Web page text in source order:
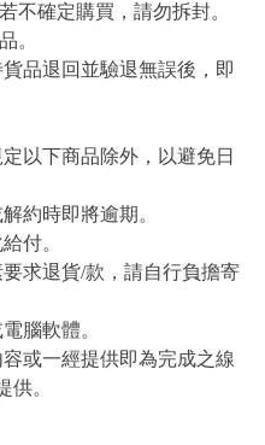
不確定購買，請勿拆封。
。
品退回並驗退無誤後，即
以下商品除外，以避免日
約時即將逾期。
付。
求退貨/款，請自行負擔寄
腦軟體。
或一經提供即為完成之線
供。